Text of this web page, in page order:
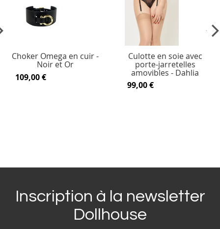
Choker Omega en cuir -
Noir et Or
109,00 €
Culotte en soie avec
porte-jarretelles
amovibles - Dahlia
99,00 €
Inscription à la newsletter
Dollhouse